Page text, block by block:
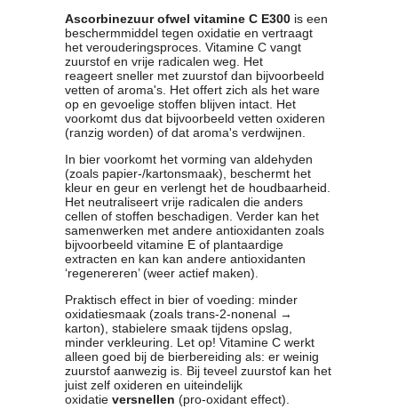
Ascorbinezuur ofwel vitamine C E300 is een
beschermmiddel tegen oxidatie en vertraagt
het verouderingsproces. Vitamine C vangt
zuurstof en vrije radicalen weg. Het
reageert sneller met zuurstof dan bijvoorbeeld
vetten of aroma's. Het offert zich als het ware
op en gevoelige stoffen blijven intact. Het
voorkomt dus dat bijvoorbeeld vetten oxideren
(ranzig worden) of dat aroma's verdwijnen.
In bier voorkomt het vorming van aldehyden
(zoals papier-/kartonsmaak), beschermt het
kleur en geur en verlengt het de houdbaarheid.
Het neutraliseert vrije radicalen die anders
cellen of stoffen beschadigen. Verder kan het
samenwerken met andere antioxidanten zoals
bijvoorbeeld vitamine E of plantaardige
extracten en kan kan andere antioxidanten
‘regenereren’ (weer actief maken).
Praktisch effect in bier of voeding: minder
oxidatiesmaak (zoals trans-2-nonenal →
karton), stabielere smaak tijdens opslag,
minder verkleuring. Let op! Vitamine C werkt
alleen goed bij de bierbereiding als: er weinig
zuurstof aanwezig is. Bij teveel zuurstof kan het
juist zelf oxideren en uiteindelijk
oxidatie versnellen (pro-oxidant effect).